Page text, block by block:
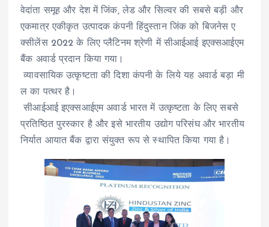
वेदांता समूह और देश में जिंक, लेड और सिल्वर की सबसे बड़ी और
एकमात्र एकीकृत उत्पादक कंपनी हिंदुस्तान जिंक को बिजनेस ए
क्सीलेंस 2022 के लिए प्लैटिनम श्रेणी में सीआईआई इएक्सआईएम
बैंक अवार्ड प्रदान किया गया।
व्यावसायिक उत्कृष्टता की दिशा कंपनी के लिये यह अवार्ड बड़ा मी
ल का पत्थर है।
सीआईआई इएक्सआईएम अवार्ड भारत में उत्कृष्टता के लिए सबसे
प्रतिष्ठित पुरस्कार है और इसे भारतीय उद्योग परिसंघ और भारतीय
निर्यात आयात बैंक द्वारा संयुक्त रूप से स्थापित किया गया है।